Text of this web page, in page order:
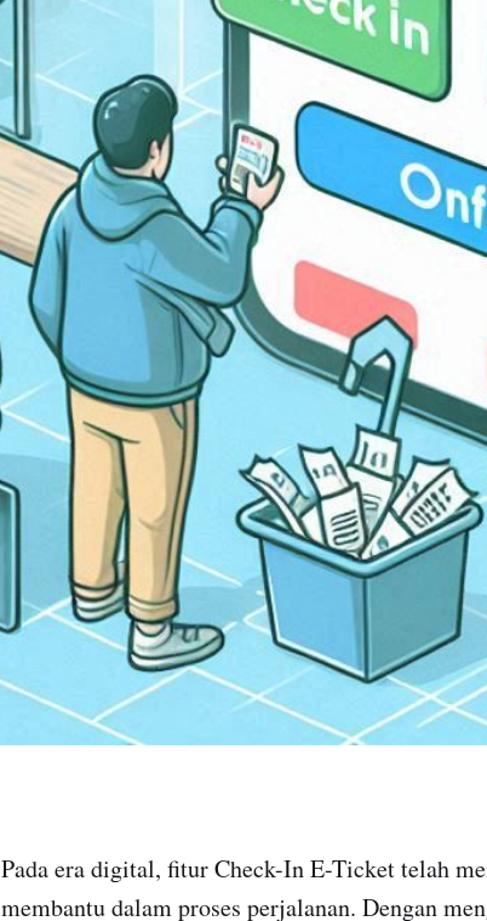
Pada era digital, fitur Check-In E-Ticket telah
membantu dalam proses perjalanan. Dengan